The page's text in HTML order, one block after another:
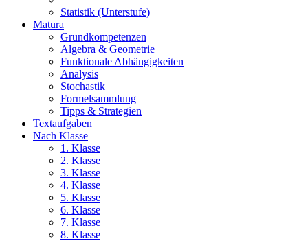
Statistik (Unterstufe)
Matura
Grundkompetenzen
Algebra & Geometrie
Funktionale Abhängigkeiten
Analysis
Stochastik
Formelsammlung
Tipps & Strategien
Textaufgaben
Nach Klasse
1. Klasse
2. Klasse
3. Klasse
4. Klasse
5. Klasse
6. Klasse
7. Klasse
8. Klasse